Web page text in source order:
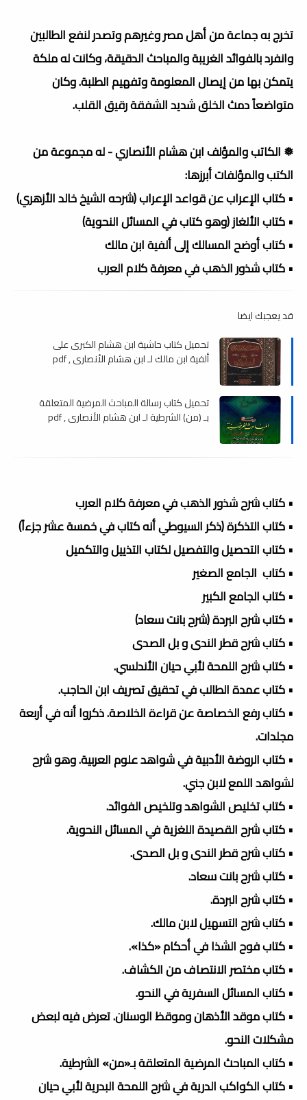
تخرج به جماعة من أهل مصر وغيرهم وتصدر لنفع الطالبين
وانفرد بالفوائد الغريبة والمباحث الدقيقة، وكانت له ملكة
يتمكن بها من إيصال المعلومة وتفهيم الطلبة. وكان
متواضعاً دمث الخلق شديد الشفقة رقيق القلب.
❅ الكاتب والمؤلف ابن هشام الأنصاري - له مجموعة من
الكتب والمؤلفات أبرزها:
• كتاب الإعراب عن قواعد الإعراب (شرحه الشيخ خالد الأزهري)
• كتاب الألغاز (وهو كتاب في المسائل النحوية)
• كتاب أوضح المسالك إلى ألفية ابن مالك
• كتاب شذور الذهب في معرفة كلام العرب
قد يعجبك ايضا
تحميل كتاب حاشية ابن هشام الكبرى على
ألفية ابن مالك لـ ابن هشام الأنصاري , pdf
تحميل كتاب رسالة المباحث المرضية المتعلقة
بـ (من) الشرطية لـ ابن هشام الأنصاري , pdf
• كتاب شرح شذور الذهب في معرفة كلام العرب
• كتاب التذكرة (ذكر السيوطي أنه كتاب في خمسة عشر جزءاً)
• كتاب التحصيل والتفصيل لكتاب التذييل والتكميل
• كتاب الجامع الصغير
• كتاب الجامع الكبير
• كتاب شرح البردة (شرح بانت سعاد)
• كتاب شرح قطر الندى و بل الصدى
• كتاب شرح اللمحة لأبي حيان الأندلسي.
• كتاب عمدة الطالب في تحقيق تصريف ابن الحاجب.
• كتاب رفع الخصاصة عن قراءة الخلاصة. ذكروا أنه في أربعة
مجلدات.
• كتاب الروضة الأدبية في شواهد علوم العربية. وهو شرح
لشواهد اللمع لابن جني.
• كتاب تخليص الشواهد وتلخيص الفوائد.
• كتاب شرح القصيدة اللغزية في المسائل النحوية.
• كتاب شرح قطر الندى و بل الصدى.
• كتاب شرح بانت سعاد.
• كتاب شرح البردة.
• كتاب شرح التسهيل لابن مالك.
• كتاب فوح الشذا في أحكام «كذا».
• كتاب مختصر الانتصاف من الكشاف.
• كتاب المسائل السفرية في النحو.
• كتاب موقد الأذهان وموقظ الوسنان. تعرض فيه لبعض
مشكلات النحو.
• كتاب المباحث المرضية المتعلقة بـ«من» الشرطية.
• كتاب الكواكب الدرية في شرح اللمحة البدرية لأبي حيان